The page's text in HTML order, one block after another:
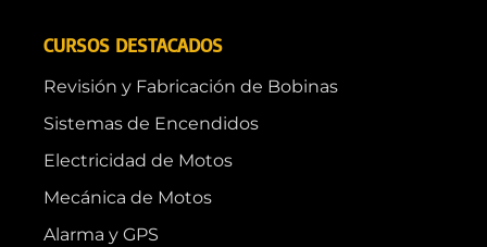
CURSOS DESTACADOS
Revisión y Fabricación de Bobinas
Sistemas de Encendidos
Electricidad de Motos
Mecánica de Motos
Alarma y GPS